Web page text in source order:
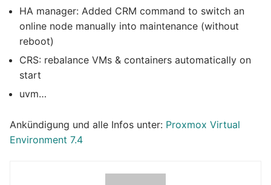
HA manager: Added CRM command to switch an
online node manually into maintenance (without
reboot)
CRS: rebalance VMs & containers automatically on
start
uvm…
Ankündigung und alle Infos unter: Proxmox Virtual
Environment 7.4